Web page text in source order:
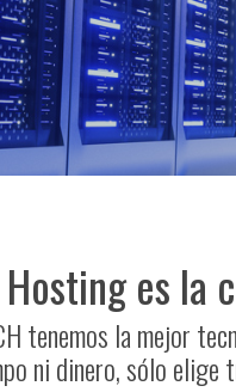
Hosting es la
tenemos la mejor
ni dinero, sólo elige